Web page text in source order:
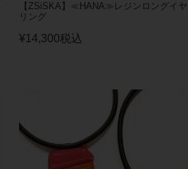
【ZSiSKA】≪HANA≫レジンロングイヤ
リング
¥14,300税込